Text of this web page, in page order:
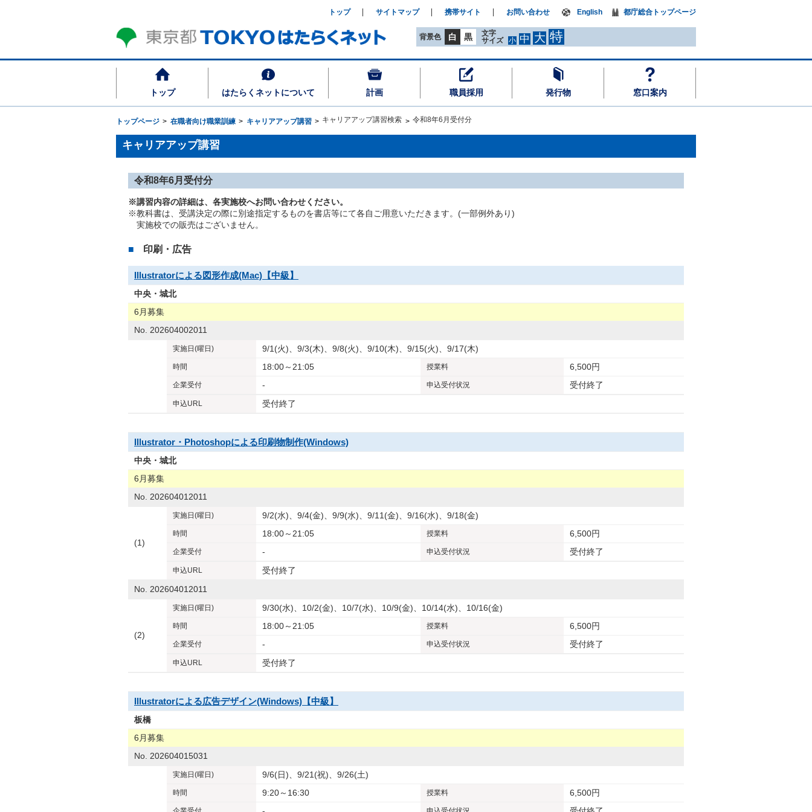
トップ はたらくネットについて 計画 職員採用 発行物 窓口案内
背景色 白 黒
文字
サイズ
小 中 大 特
トップ サイトマップ 携帯サイト お問い合わせ English 都庁総合トップページ
トップページ 在職者向け職業訓練 キャリアアップ講習 キャリアアップ講習検索 令和8年6月受付分
キャリアアップ講習
令和8年6月受付分
※講習内容の詳細は、各実施校へお問い合わせください。
※教科書は、受講決定の際に別途指定するものを書店等にて各自ご用意いただきます。(一部例外あり)
実施校での販売はございません。
印刷・広告
Illustratorによる図形作成(Mac)【中級】
中央・城北
6月募集
No. 202604002011
実施日 (曜日) 9/1(火)、9/3(木)、9/8(火)、9/10(木)、9/15(火)、9/17(木)
時間 18:00～21:05 授業料 6,500円
企業受付 - 申込受付状況 受付終了
申込URL 受付終了
Illustrator・Photoshopによる印刷物制作(Windows)
中央・城北
6月募集
No. 202604012011
(1)
実施日 (曜日) 9/2(水)、9/4(金)、9/9(水)、9/11(金)、9/16(水)、9/18(金)
時間 18:00～21:05 授業料 6,500円
企業受付 - 申込受付状況 受付終了
申込URL
受付終了
No. 202604012011
(2)
実施日 (曜日) 9/30(水)、10/2(金)、10/7(水)、10/9(金)、10/14(水)、10/16(金)
時間 18:00～21:05 授業料 6,500円
企業受付 - 申込受付状況 受付終了
申込URL 受付終了
Illustratorによる広告デザイン(Windows)【中級】
板橋
6月募集
No. 202604015031
実施日 (曜日) 9/6(日)、9/21(祝)、9/26(土)
時間 9:20～16:30 授業料 6,500円